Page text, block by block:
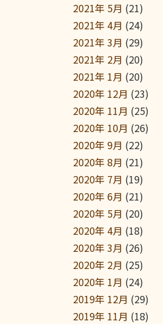
2021年 5月 (21)
2021年 4月 (24)
2021年 3月 (29)
2021年 2月 (20)
2021年 1月 (20)
2020年 12月 (23)
2020年 11月 (25)
2020年 10月 (26)
2020年 9月 (22)
2020年 8月 (21)
2020年 7月 (19)
2020年 6月 (21)
2020年 5月 (20)
2020年 4月 (18)
2020年 3月 (26)
2020年 2月 (25)
2020年 1月 (24)
2019年 12月 (29)
2019年 11月 (18)